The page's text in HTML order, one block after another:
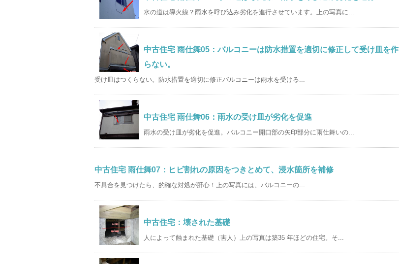
水の道は導火線？雨水を呼び込み劣化を進行させています。上の写真に...
中古住宅 雨仕舞05：バルコニーは防水措置を適切に修正して受け皿を作
らない。
受け皿はつくらない。防水措置を適切に修正バルコニーは雨水を受ける...
中古住宅 雨仕舞06：雨水の受け皿が劣化を促進
雨水の受け皿が劣化を促進。バルコニー開口部の矢印部分に雨仕舞いの...
中古住宅 雨仕舞07：ヒビ割れの原因をつきとめて、浸水箇所を補修
不具合を見つけたら、的確な対処が肝心！上の写真には、バルコニーの...
中古住宅：壊された基礎
人によって蝕まれた基礎（害人）上の写真は築35 年ほどの住宅。そ...